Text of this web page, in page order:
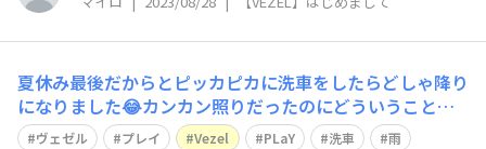
夏休み最後だからとピッカピカに洗車をしたらどしゃ降り
になりました😂カンカン照りだったのにどういうことで
しょうか😅
ヴェゼル プレイ Vezel PLaY 洗車 雨